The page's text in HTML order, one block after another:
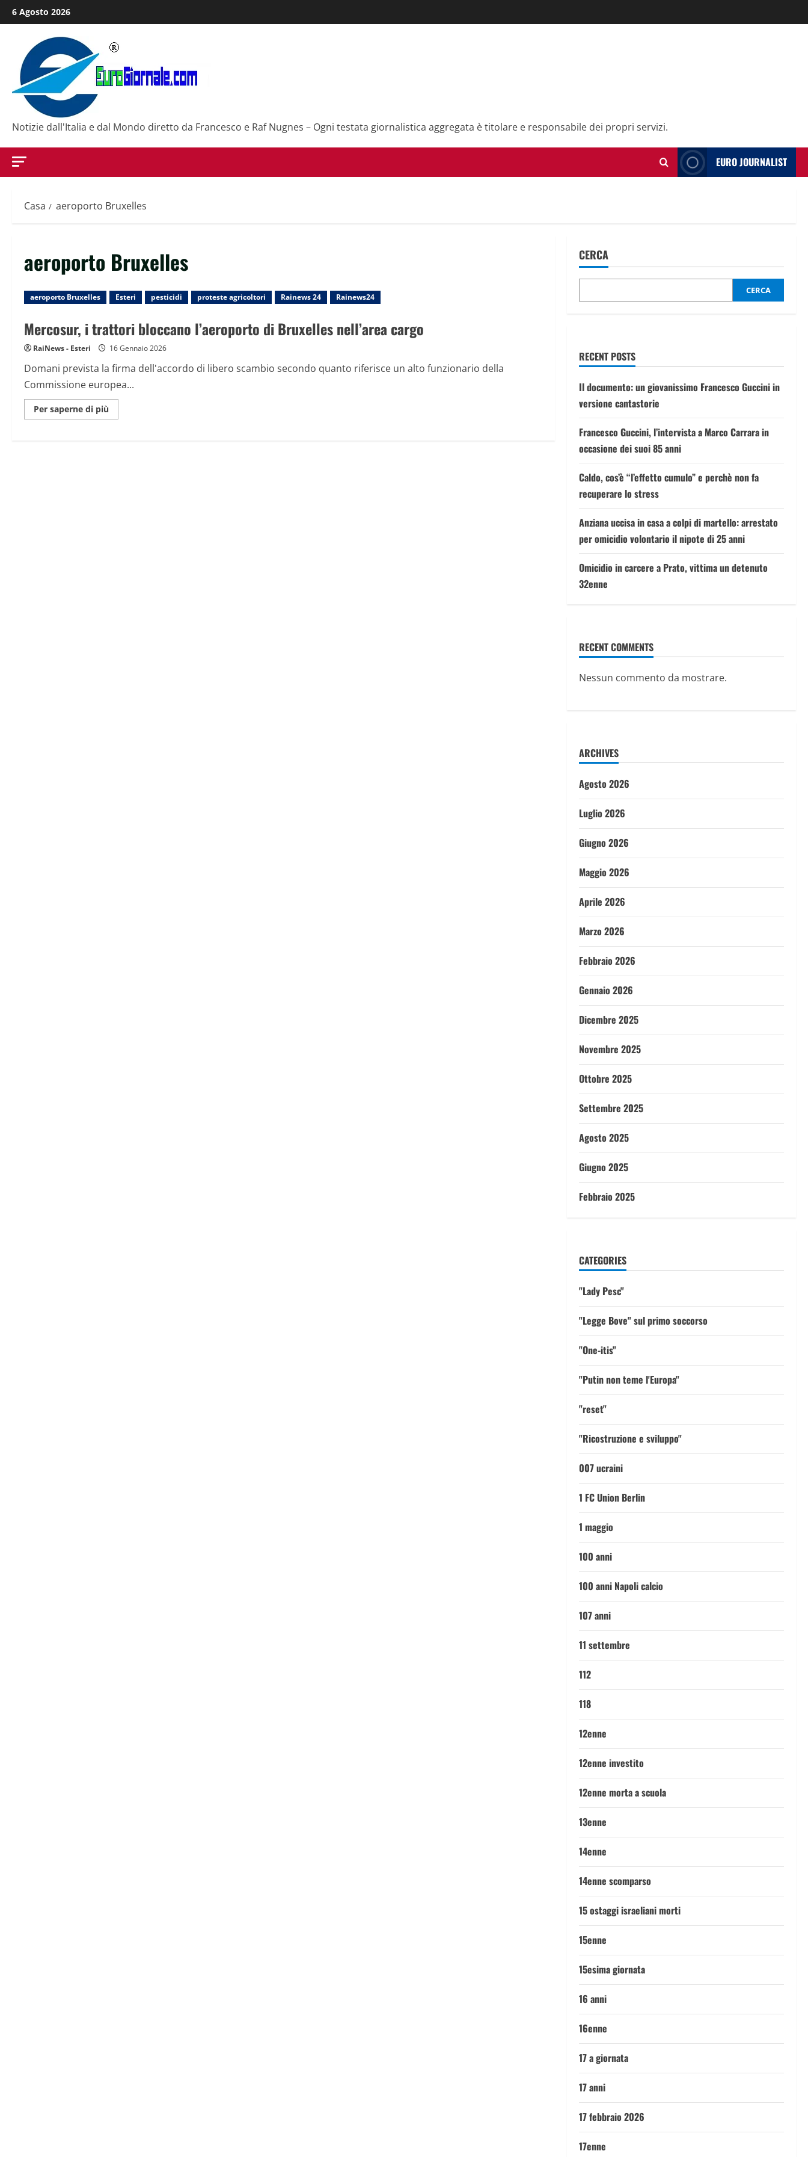
Salta
al
contenuto
6 Agosto 2026
Notizie dall'Italia e dal Mondo diretto da Francesco e Raf Nugnes – Ogni testata giornalistica aggregata è titolare e responsabile dei propri servizi.
EURO JOURNALIST
Casa aeroporto Bruxelles
aeroporto Bruxelles
aeroporto Bruxelles Esteri pesticidi proteste agricoltori Rainews 24 Rainews24
Mercosur, i trattori bloccano l’aeroporto di Bruxelles nell’area cargo
RaiNews - Esteri 16 Gennaio 2026
Domani prevista la firma dell'accordo di libero scambio secondo quanto riferisce un alto funzionario della
Commissione europea...
Per saperne di più
informazioni
CERCA
CERCA
RECENT POSTS
Il documento: un giovanissimo Francesco Guccini in
versione cantastorie
Francesco Guccini, l’intervista a Marco Carrara in
occasione dei suoi 85 anni
Caldo, cos’è “l’effetto cumulo” e perchè non fa
recuperare lo stress
Anziana uccisa in casa a colpi di martello: arrestato
per omicidio volontario il nipote di 25 anni
Omicidio in carcere a Prato, vittima un detenuto
32enne
RECENT COMMENTS
Nessun commento da mostrare.
ARCHIVES
Agosto 2026
Luglio 2026
Giugno 2026
Maggio 2026
Aprile 2026
Marzo 2026
Febbraio 2026
Gennaio 2026
Dicembre 2025
Novembre 2025
Ottobre 2025
Settembre 2025
Agosto 2025
Giugno 2025
Febbraio 2025
CATEGORIES
"Lady Pesc"
"Legge Bove" sul primo soccorso
"One-itis"
"Putin non teme l'Europa"
"reset"
"Ricostruzione e sviluppo"
007 ucraini
1 FC Union Berlin
1 maggio
100 anni
100 anni Napoli calcio
107 anni
11 settembre
112
118
12enne
12enne investito
12enne morta a scuola
13enne
14enne
14enne scomparso
15 ostaggi israeliani morti
15enne
15esima giornata
16 anni
16enne
17 a giornata
17 anni
17 febbraio 2026
17enne